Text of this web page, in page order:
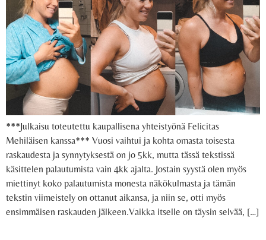
***Julkaisu toteutettu kaupallisena yhteistyönä Felicitas
Mehiläisen kanssa*** Vuosi vaihtui ja kohta omasta toisesta
raskaudesta ja synnytyksestä on jo 5kk, mutta tässä tekstissä
käsittelen palautumista vain 4kk ajalta. Jostain syystä olen myös
miettinyt koko palautumista monesta näkökulmasta ja tämän
tekstin viimeistely on ottanut aikansa, ja niin se, otti myös
ensimmäisen raskauden jälkeen.Vaikka itselle on täysin selvää, […]